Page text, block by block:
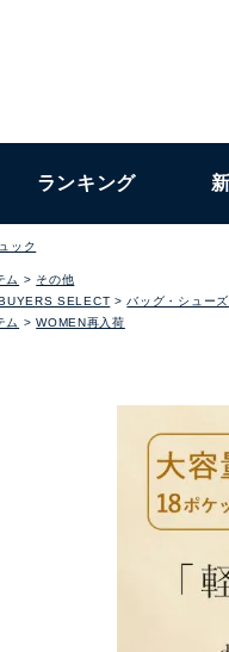
ランキング
ック
ム
その他
SELECT
バッグ・シューズ
ム WOMEN再入荷